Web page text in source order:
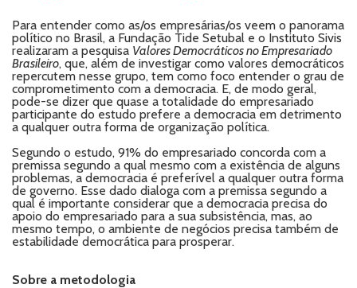
Para entender como as/os empresárias/os veem o panorama
político no Brasil, a Fundação Tide Setubal e o Instituto Sivis
realizaram a pesquisa Valores Democráticos no Empresariado
Brasileiro, que, além de investigar como valores democráticos
repercutem nesse grupo, tem como foco entender o grau de
comprometimento com a democracia. E, de modo geral,
pode-se dizer que quase a totalidade do empresariado
participante do estudo prefere a democracia em detrimento
a qualquer outra forma de organização política.
Segundo o estudo, 91% do empresariado concorda com a
premissa segundo a qual mesmo com a existência de alguns
problemas, a democracia é preferível a qualquer outra forma
de governo. Esse dado dialoga com a premissa segundo a
qual é importante considerar que a democracia precisa do
apoio do empresariado para a sua subsistência, mas, ao
mesmo tempo, o ambiente de negócios precisa também de
estabilidade democrática para prosperar.
Sobre a metodologia